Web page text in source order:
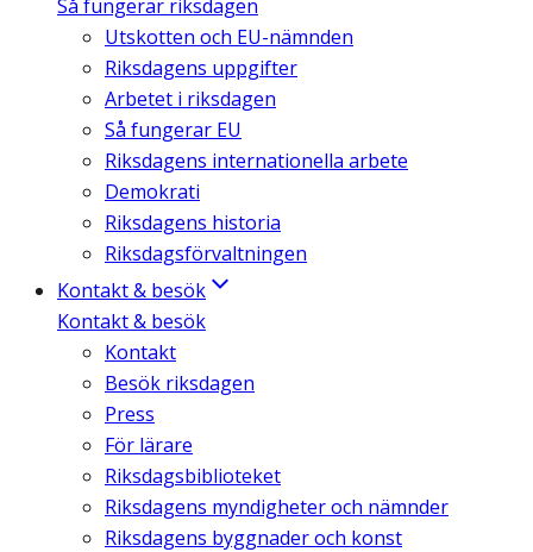
Så fungerar riksdagen
Utskotten och EU-nämnden
Riksdagens uppgifter
Arbetet i riksdagen
Så fungerar EU
Riksdagens internationella arbete
Demokrati
Riksdagens historia
Riksdagsförvaltningen
Kontakt & besök
Kontakt & besök
Kontakt
Besök riksdagen
Press
För lärare
Riksdagsbiblioteket
Riksdagens myndigheter och nämnder
Riksdagens byggnader och konst